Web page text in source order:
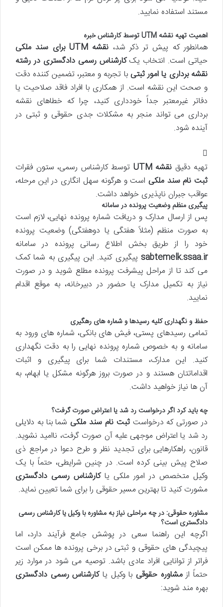
مستند استفاده نمایید.
اهمیت تهیه نقشه UTM توسط کارشناس خبره
همانطور که پیش تر ذکر شد، نقشه UTM برای سند ملکی
حیاتی است. انتخاب یککارشناس رسمی دادگستری در رشته
نقشه برداری یا امور ثبتیبا تجربه و معتبر، تضمین کننده دقت
و صحت این نقشه است. از همکاری با افراد فاقد صلاحیت یا
دفاتر غیرمعتبر جداً خودداری کنید، چرا که خطاهای نقشه
برداری می تواند منجر به مشکلات جدی حقوقی و ثبتی در
آینده شود.
تهیه دقیق نقشه UTM
توسط کارشناس رسمی، ستون فقرات
ثبت نام سند ملکیاست و هرگونه سهل انگاری در این مرحله،
عواقب جبران ناپذیری خواهد داشت.
پیگیری منظم وضعیت پرونده در سامانه
پس از ارسال مدارک و دریافت شماره پرونده نهایی، لازم است
به صورت منظم (مثلاً هفتگی یا دوهفتگی) وضعیت پرونده
خود را از طریق بخش اطلاع رسانی پرونده در سامانه
sabtemelk.ssaa.ir پیگیری کنید. این پیگیری به شما کمک
می کند تا از مراحل پیشرفت پرونده مطلع شوید و در صورت
نیاز به تکمیل مدارک یا حضور در دبیرخانه، به موقع اقدام
نمایید.
حفظ و نگهداری کلیه رسیدها و شماره های رهگیری
تمامی رسیدهای پستی، فیش های بانکی، شماره های ورود به
سامانه و به خصوص شماره پرونده نهایی را به دقت نگهداری
کنید. این مدارک، مستندات شما برای پیگیری و اثبات
اقداماتتان هستند و در صورت بروز هرگونه مشکل یا ابهام، به
آن ها نیاز خواهید داشت.
چه باید کرد اگر درخواست رد شد یا اعتراض صورت گرفت؟
در صورتی که درخواستثبت نام سند ملکیشما بنا به دلایلی
رد شد یا اعتراض موجهی علیه آن صورت گرفت، ناامید نشوید.
قانون، راهکارهایی برای تجدید نظر و طرح دعوا در مراجع ذی
صلاح پیش بینی کرده است. در چنین شرایطی، حتماً با یک
وکیل متخصص در امور ملکی یاکارشناس رسمی دادگستری
مشورت کنید تا بهترین مسیر حقوقی را برای شما تعیین نماید.
مشاوره حقوقی: در چه مراحلی نیاز به مشاوره با وکیل یا کارشناس رسمی
دادگستری است؟
اگرچه این راهنما سعی در پوشش جامع فرآیند دارد، اما
پیچیدگی های حقوقی و ثبتی در برخی پرونده ها ممکن است
فراتر از توانایی افراد عادی باشد. توصیه می شود در موارد زیر
حتماً ازمشاوره حقوقیبا وکیل یاکارشناس رسمی دادگستری
بهره مند شوید: